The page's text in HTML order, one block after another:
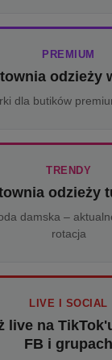
PREMIUM
odzieży
dla butików
TRENDY
odzieży
damska –
rotacja
LIVE I SOCIAL
live na
FB i grupach